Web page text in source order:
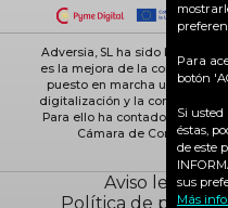
Adversia, SL ha sido
es la mejora de la
puesto en marcha un Plan de
digitalización y la
Para ello ha contado con el
Cámara de Comercio de
Aviso legal
Política de
Para
botón
Si
éstas,
de este
sus
Más